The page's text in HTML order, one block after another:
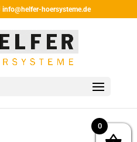
info@helfer-hoersysteme.de
0